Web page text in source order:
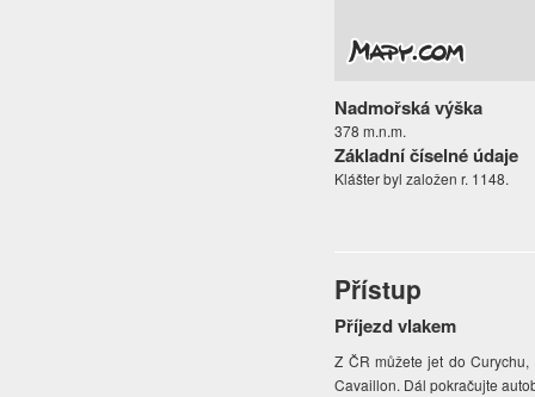
Nadmořská výška
378 m.n.m.
Základní číselné údaje
Klášter byl založen r. 1148.
Přístup
Příjezd vlakem
Z ČR můžete jet do
Cavaillon. Dál pokračujte